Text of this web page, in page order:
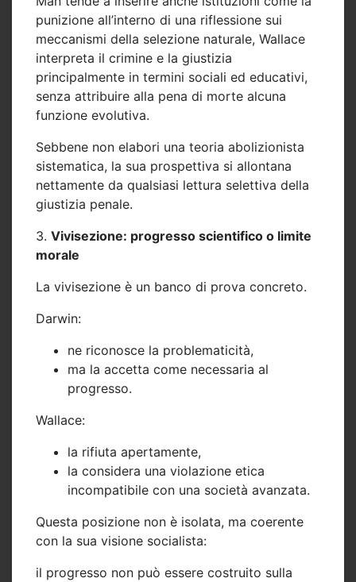
punizione all’interno di una riflessione sui
meccanismi della selezione naturale, Wallace
interpreta il crimine e la giustizia
principalmente in termini sociali ed educativi,
senza attribuire alla pena di morte alcuna
funzione evolutiva.
Sebbene non elabori una teoria abolizionista
sistematica, la sua prospettiva si allontana
nettamente da qualsiasi lettura selettiva della
giustizia penale.
3. Vivisezione: progresso scientifico o limite
morale
La vivisezione è un banco di prova concreto.
Darwin:
ne riconosce la problematicità,
ma la accetta come necessaria al
progresso.
Wallace:
la rifiuta apertamente,
la considera una violazione etica
incompatibile con una società avanzata.
Questa posizione non è isolata, ma coerente
con la sua visione socialista:
il progresso non può essere costruito sulla